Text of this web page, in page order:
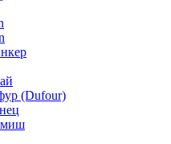
(Dufour)